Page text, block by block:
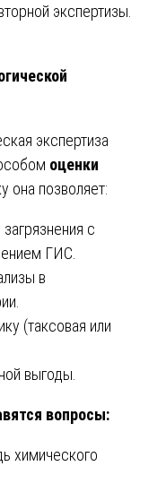
экспертизы.
экспертиза
оценки
она позволяет:
с
ГИС.
в
(таксовая или
выгоды.
вопросы:
химического